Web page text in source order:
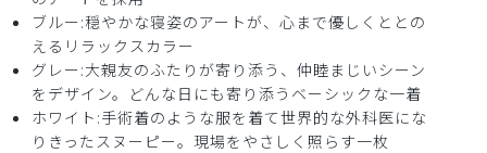
ブルー:穏やかな寝姿のアートが、心まで優しくととの
えるリラックスカラー
グレー:大親友のふたりが寄り添う、仲睦まじいシーン
をデザイン。どんな日にも寄り添うベーシックな一着
ホワイト:手術着のような服を着て世界的な外科医にな
りきったスヌーピー。現場をやさしく照らす一枚